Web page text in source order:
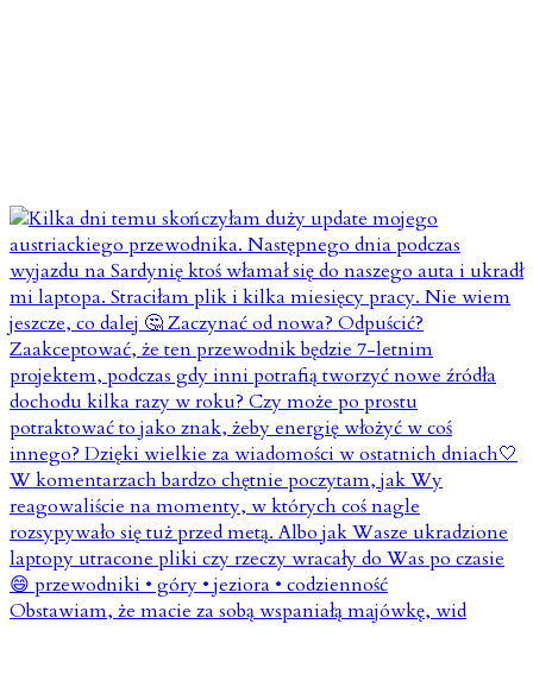
Obstawiam, że macie za sobą wspaniałą majówkę, wid